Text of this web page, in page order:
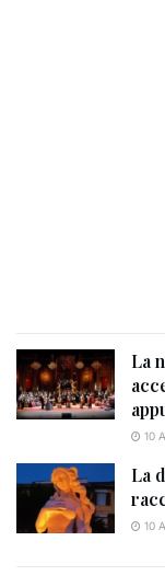
La
10
La
10